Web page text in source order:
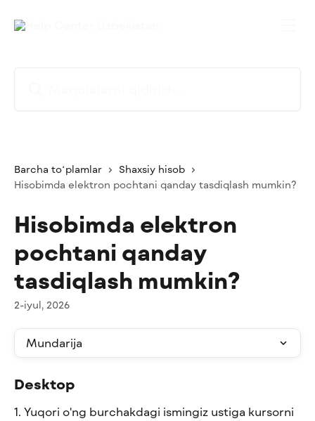
Barcha toʻplamlar
Shaxsiy hisob
Hisobimda elektron pochtani qanday tasdiqlash mumkin?
Hisobimda elektron
pochtani qanday
tasdiqlash mumkin?
2-iyul, 2026
Mundarija
Desktop
1. Yuqori o'ng burchakdagi ismingiz ustiga kursorni